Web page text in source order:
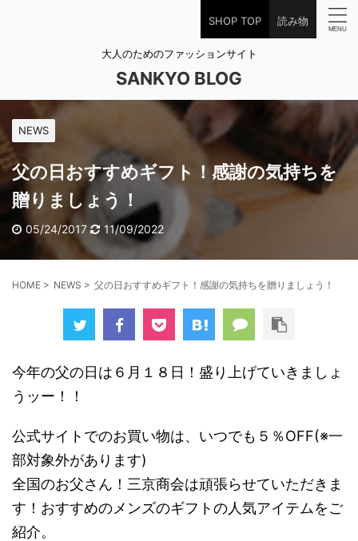
SHOP TOP 読み物
大人のためのファッションサイト
SANKYO BLOG
NEWS
父の日おすすめギフト！感謝の気持ちを
贈りましょう！
05/24/2017 11/09/2022
HOME > NEWS > 父の日おすすめギフト！感謝の気持ちを贈りましょう！
今年の父の日は６月１８日！盛り上げていきましょ
うッー！！
公式サイトでのお買い物は、いつでも５％OFF(※一
部対象外があります)
全国のお父さん！三京商会は頑張らせていただきま
す！おすすめのメンズのギフトの人気アイテムをご
紹介。